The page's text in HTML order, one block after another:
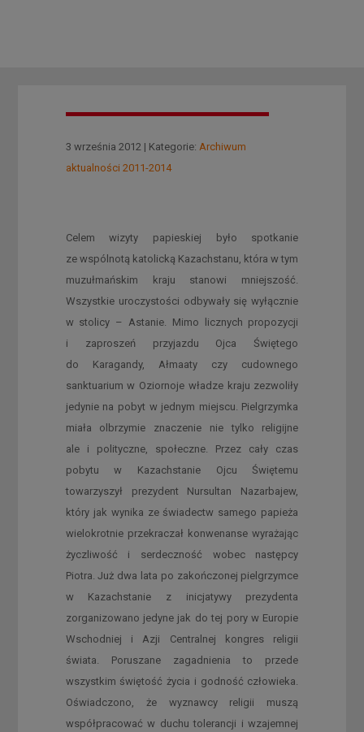
3 września 2012 | Kategorie: Archiwum
aktualności 2011-2014
Celem wizyty papieskiej było spotkanie
ze wspólnotą katolicką Kazachstanu, która w tym
muzułmańskim kraju stanowi mniejszość.
Wszystkie uroczystości odbywały się wyłącznie
w stolicy – Astanie. Mimo licznych propozycji
i zaproszeń przyjazdu Ojca Świętego
do Karagandy, Ałmaaty czy cudownego
sanktuarium w Oziornoje władze kraju zezwoliły
jedynie na pobyt w jednym miejscu. Pielgrzymka
miała olbrzymie znaczenie nie tylko religijne
ale i polityczne, społeczne. Przez cały czas
pobytu w Kazachstanie Ojcu Świętemu
towarzyszył prezydent Nursultan Nazarbajew,
który jak wynika ze świadectw samego papieża
wielokrotnie przekraczał konwenanse wyrażając
życzliwość i serdeczność wobec następcy
Piotra. Już dwa lata po zakończonej pielgrzymce
w Kazachstanie z inicjatywy prezydenta
zorganizowano jedyne jak do tej pory w Europie
Wschodniej i Azji Centralnej kongres religii
świata. Poruszane zagadnienia to przede
wszystkim świętość życia i godność człowieka.
Oświadczono, że wyznawcy religii muszą
współpracować w duchu tolerancji i wzajemnej